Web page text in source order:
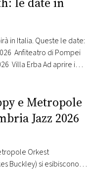
La manifestazione,
in Italia. Queste le date:
Anfiteatro di Pompei
Villa Erba Ad aprire i
( cantante della
ha annunciato il
Clever!”, in
e Metropole
Jazz 2026
Orkest
Buckley) si esibiscono